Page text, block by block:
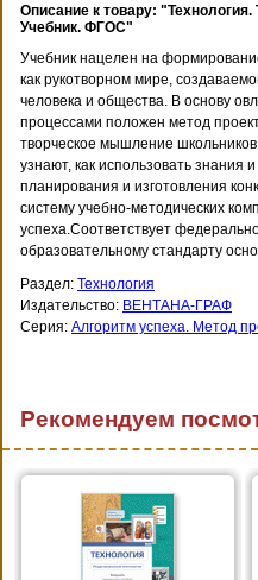
Описание к товару:
Учебник. ФГОС"
Учебник нацелен на
как рукотворном мире,
человека и общества. В основу
процессами положен метод
творческое мышление
узнают, как использовать
планирования и изготовления
систему учебно-методических
успеха.Соответствует
образовательному стандарту
Раздел: Технология
Издательство: ВЕНТАНА-ГРАФ
Серия: Алгоритм успеха. Метод
Рекомендуем